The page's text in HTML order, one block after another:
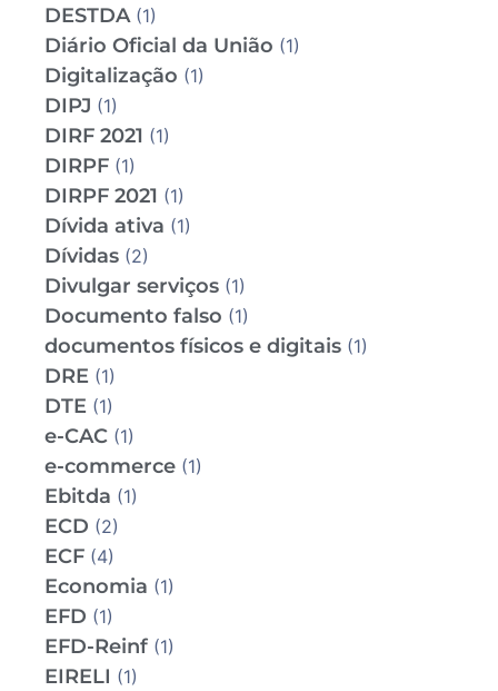
DESTDA(1)
Diário Oficial da União (1)
Digitalização (1)
DIPJ (1)
DIRF 2021 (1)
DIRPF (1)
DIRPF 2021 (1)
Dívida ativa (1)
Dívidas (2)
Divulgar serviços (1)
Documento falso (1)
documentos físicos e digitais (1)
DRE (1)
DTE (1)
e-CAC (1)
e-commerce (1)
Ebitda (1)
ECD (2)
ECF (4)
Economia (1)
EFD (1)
EFD-Reinf (1)
EIRELI (1)